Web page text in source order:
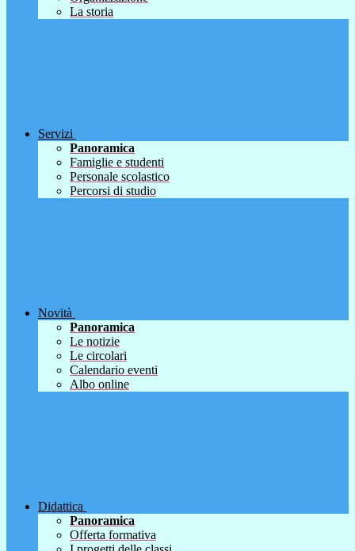
La storia
Servizi
Panoramica
Famiglie e studenti
Personale scolastico
Percorsi di studio
Novità
Panoramica
Le notizie
Le circolari
Calendario eventi
Albo online
Didattica
Panoramica
Offerta formativa